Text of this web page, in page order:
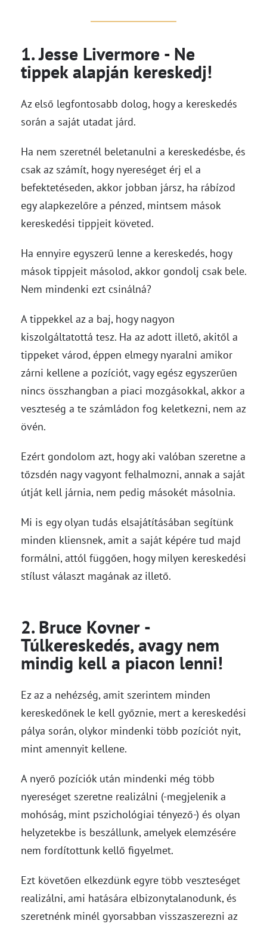
1. Jesse Livermore - Ne
tippek alapján kereskedj!
Az első legfontosabb dolog, hogy a kereskedés
során a saját utadat járd.
Ha nem szeretnél beletanulni a kereskedésbe, és
csak az számít, hogy nyereséget érj el a
befektetéseden, akkor jobban jársz, ha rábízod
egy alapkezelőre a pénzed, mintsem mások
kereskedési tippjeit követed.
Ha ennyire egyszerű lenne a kereskedés, hogy
mások tippjeit másolod, akkor gondolj csak bele.
Nem mindenki ezt csinálná?
A tippekkel az a baj, hogy nagyon
kiszolgáltatottá tesz. Ha az adott illető, akitől a
tippeket várod, éppen elmegy nyaralni amikor
zárni kellene a pozíciót, vagy egész egyszerűen
nincs összhangban a piaci mozgásokkal, akkor a
veszteség a te számládon fog keletkezni, nem az
övén.
Ezért gondolom azt, hogy aki valóban szeretne a
tőzsdén nagy vagyont felhalmozni, annak a saját
útját kell járnia, nem pedig másokét másolnia.
Mi is egy olyan tudás elsajátításában segítünk
minden kliensnek, amit a saját képére tud majd
formálni, attól függően, hogy milyen kereskedési
stílust választ magának az illető.
2. Bruce Kovner -
Túlkereskedés, avagy nem
mindig kell a piacon lenni!
Ez az a nehézség, amit szerintem minden
kereskedőnek le kell győznie, mert a kereskedési
pálya során, olykor mindenki több pozíciót nyit,
mint amennyit kellene.
A nyerő pozíciók után mindenki még több
nyereséget szeretne realizálni (-megjelenik a
mohóság, mint pszichológiai tényező-) és olyan
helyzetekbe is beszállunk, amelyek elemzésére
nem fordítottunk kellő figyelmet.
Ezt követően elkezdünk egyre több veszteséget
realizálni, ami hatására elbizonytalanodunk, és
szeretnénk minél gyorsabban visszaszerezni az